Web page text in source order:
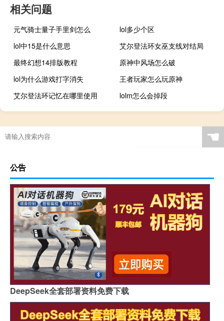
相关问题
元气骑士量子手里剑怎么
lol多少个区
lol中15是什么意思
艾尔登法环女巫支线对结局
最终幻想14排版教程
原神中风场怎么破
lol为什么游戏打字消失
王者玩家怎么玩原神
艾尔登法环记忆在哪里使用
lolm怎么会掉段
☚
公告
DeepSeek全套部署资料免费下载